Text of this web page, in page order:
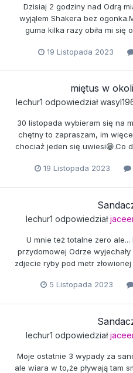
Dzisiaj 2 godziny nad Odrą
wyjąlem Shakera bez
guma kilka razy obiła mi się
19 Listopada 2023
miętus w
lechur1 odpowiedział
30 listopada wybieram się na
chętny to zapraszam, im
chociaż jeden się uwiesi😁.Co
19 Listopada 2023
lechur1 odpowiedział
U mnie też totalne zero
przydomowej Odrze
zdjecie ryby pod metr złowionej
5 Listopada 2023
lechur1 odpowiedział
Moje ostatnie 3 wypady za
ale wiara w to,że pływają tam